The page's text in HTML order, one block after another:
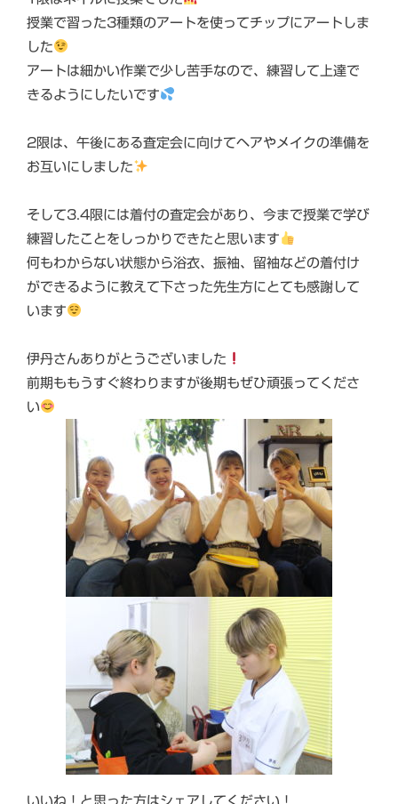
授業で習った3種類のアートを使ってチップにアートしま
した
アートは細かい作業で少し苦手なので、練習して上達で
きるようにしたいです
2限は、午後にある査定会に向けてヘアやメイクの準備を
お互いにしました
そして3.4限には着付の査定会があり、今まで授業で学び
練習したことをしっかりできたと思います
何もわからない状態から浴衣、振袖、留袖などの着付け
ができるように教えて下さった先生方にとても感謝して
います
伊丹さんありがとうございました
前期ももうすぐ終わりますが後期もぜひ頑張ってくださ
い
いいね！と思った方はシェアしてください！